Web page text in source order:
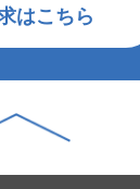
はこちら